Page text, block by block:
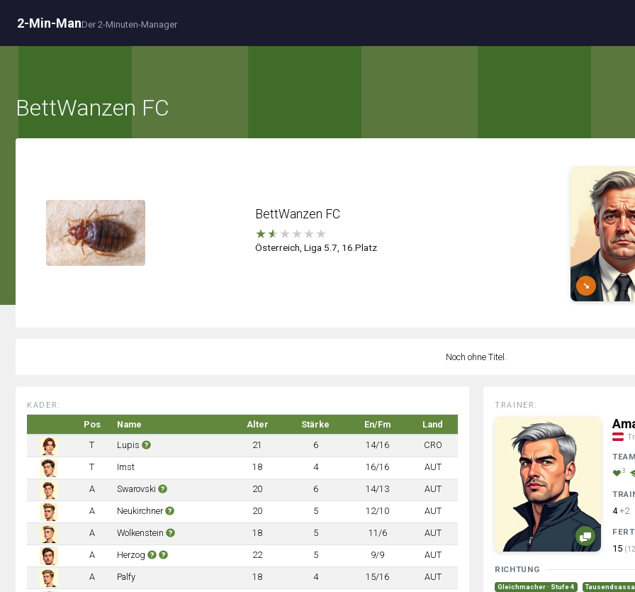
2-Min-ManDer 2-Minuten-Manager
BettWanzen FC
BettWanzen FC
★★ ★ ★ ★ ★
Österreich, Liga 5.7, 16.Platz
↘
Noch ohne Titel.
KADER:
Pos Name Alter Stärke En/Fm
Land
T
Lupis 21 6 14/16 CRO
T Imst 18 4 16/16 AUT
A Swarovski 20 6 14/13 AUT
A Neukirchner 20 5 12/10 AUT
A Wolkenstein 18 5 11/6 AUT
A Herzog 22 5 9/9 AUT
A Palfy 18 4 15/16 AUT
TRAINER:
3
4 +2
15
RICHTUNG
Gleichmacher · Stufe 4 Tausendsassa